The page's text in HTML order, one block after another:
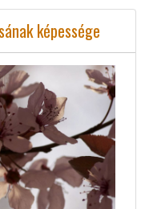
képessége